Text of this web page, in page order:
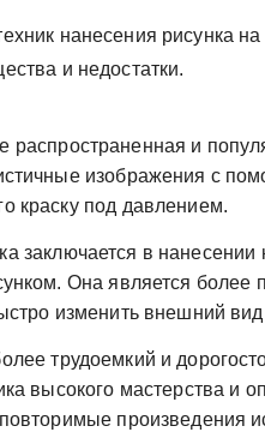
нанесения рисунка
и недостатки.
распространенная и
изображения с
краску под давлением.
заключается в
Она является более
изменить внешний
трудоемкий и
высокого мастерства и
произведения